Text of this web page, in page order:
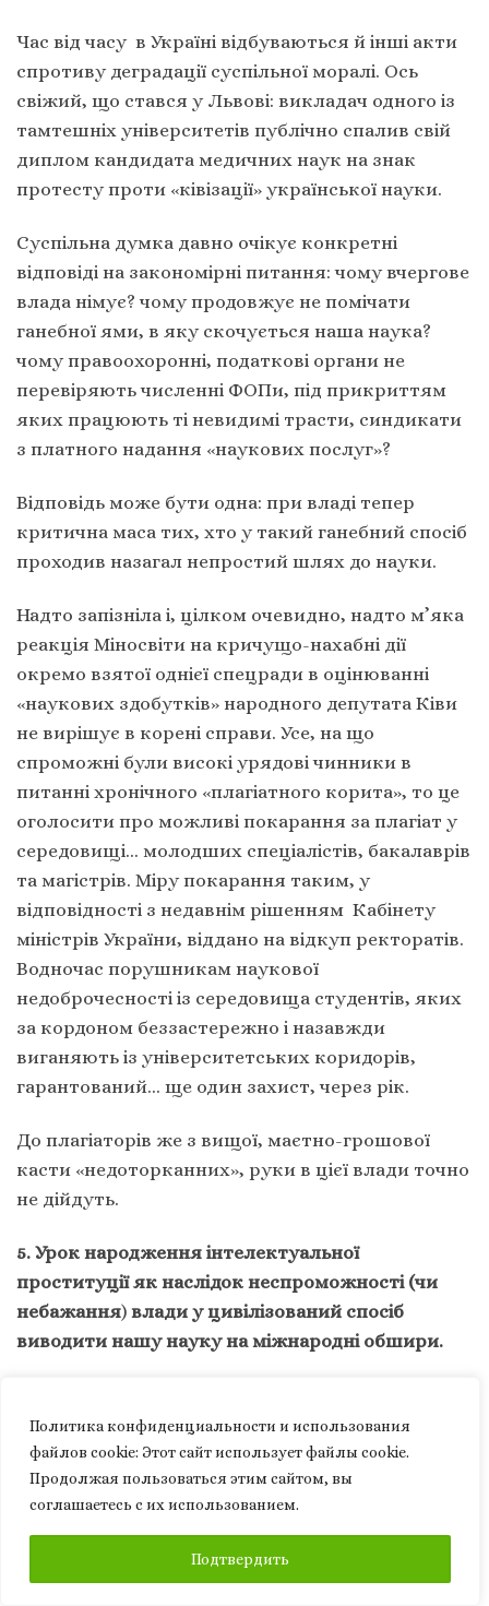
Политика конфиденциальности и использования
файлов сookie: Этот сайт использует файлы cookie.
Продолжая пользоваться этим сайтом, вы
соглашаетесь с их использованием.
Подтвердить
Час від часу в Україні відбуваються й інші акти
спротиву деградації суспільної моралі. Ось
свіжий, що стався у Львові: викладач одного із
тамтешніх університетів публічно спалив свій
диплом кандидата медичних наук на знак
протесту проти «ківізації» української науки.
Суспільна думка давно очікує конкретні
відповіді на закономірні питання: чому вчергове
влада німує? чому продовжує не помічати
ганебної ями, в яку скочується наша наука?
чому правоохоронні, податкові органи не
перевіряють численні ФОПи, під прикриттям
яких працюють ті невидимі трасти, синдикати
з платного надання «наукових послуг»?
Відповідь може бути одна: при владі тепер
критична маса тих, хто у такий ганебний спосіб
проходив назагал непростий шлях до науки.
Надто запізніла і, цілком очевидно, надто м’яка
реакція Міносвіти на кричущо-нахабні дії
окремо взятої однієї спецради в оцінюванні
«наукових здобутків» народного депутата Ківи
не вирішує в корені справи. Усе, на що
спроможні були високі урядові чинники в
питанні хронічного «плагіатного корита», то це
оголосити про можливі покарання за плагіат у
середовищі… молодших спеціалістів, бакалаврів
та магістрів. Міру покарання таким, у
відповідності з недавнім рішенням Кабінету
міністрів України, віддано на відкуп ректоратів.
Водночас порушникам наукової
недоброчесності із середовища студентів, яких
за кордоном беззастережно і назавжди
виганяють із університетських коридорів,
гарантований… ще один захист, через рік.
До плагіаторів же з вищої, маєтно-грошової
касти «недоторканних», руки в цієї влади точно
не дійдуть.
5. Урок народження інтелектуальної
проституції як наслідок неспроможності (чи
небажання) влади у цивілізований спосіб
виводити нашу науку на міжнародні обшири.
досягнення в науці й освіті через Index
Copernicus. Подібне зробили й інші наші сусіди.
Натомість Україна, замість створення власного,
скажімо «Індекс Грушевський» (варіант —
«Індекс Огієнко»), примусово загнала своїх
гуманітаріїв у стійло другосортних. Згідно з